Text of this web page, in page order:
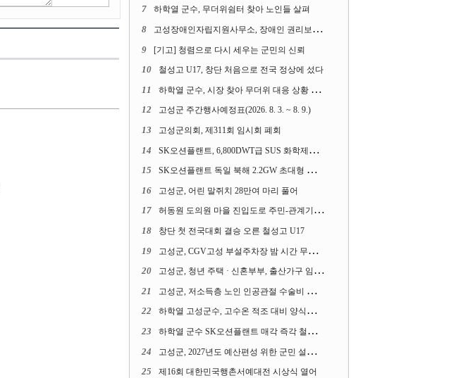
7 하학열 군수, 무더위쉼터 찾아 노인들 살펴
8 고성장애인자립지원사무소, 장애인 권리보장 촉구 1인 시위 벌여
9 [기고] 청렴으로 다시 세우는 군민의 신뢰
10 철성고 U17, 창단 처음으로 전국 정상에 섰다
11 하학열 군수, 시장 찾아 무더위 대응 상황 살펴
12 고성군 주간행사예정표(2026. 8. 3. ~ 8. 9.)
13 고성군의회, 제311회 임시회 폐회
14 SK오션플랜트, 6,800DWT급 SUS 화학제품운반선 2척 수주
15 SK오션플랜트 독일 북해 2.2GW 초대형 해상변전소 하부구조물 수주
16 고성군, 어린 말쥐치 28만여 마리 풀어
17 허동원 도의원 마을 진입도로 주민-관계기관과 함께 간담회 열어
18 창단 첫 전국대회 결승 오른 철성고 U17
19 고성군, CGV고성 부설주차장 밤 시간 무료 개방한다
20 고성군, 청년 주택 · 신혼부부, 출산가구 임차보증금 대출이자 지원사업 시행
21 고성군, 저소득층 노인 인공관절 수술비 지원사업 계속 추진
22 하학열 고성군수, 고수온 적조 대비 양식장 현장점검
23 하학열 군수 SK오션플랜트 매각 즉각 철회 촉구 기자회견 열어
24 고성군, 2027년도 예산편성 위한 군민 설문조사 실시
25 제16회 대한민국행촌서예대전 시상식 열어